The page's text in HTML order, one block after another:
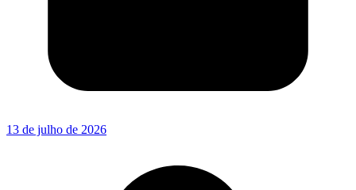
13 de julho de 2026